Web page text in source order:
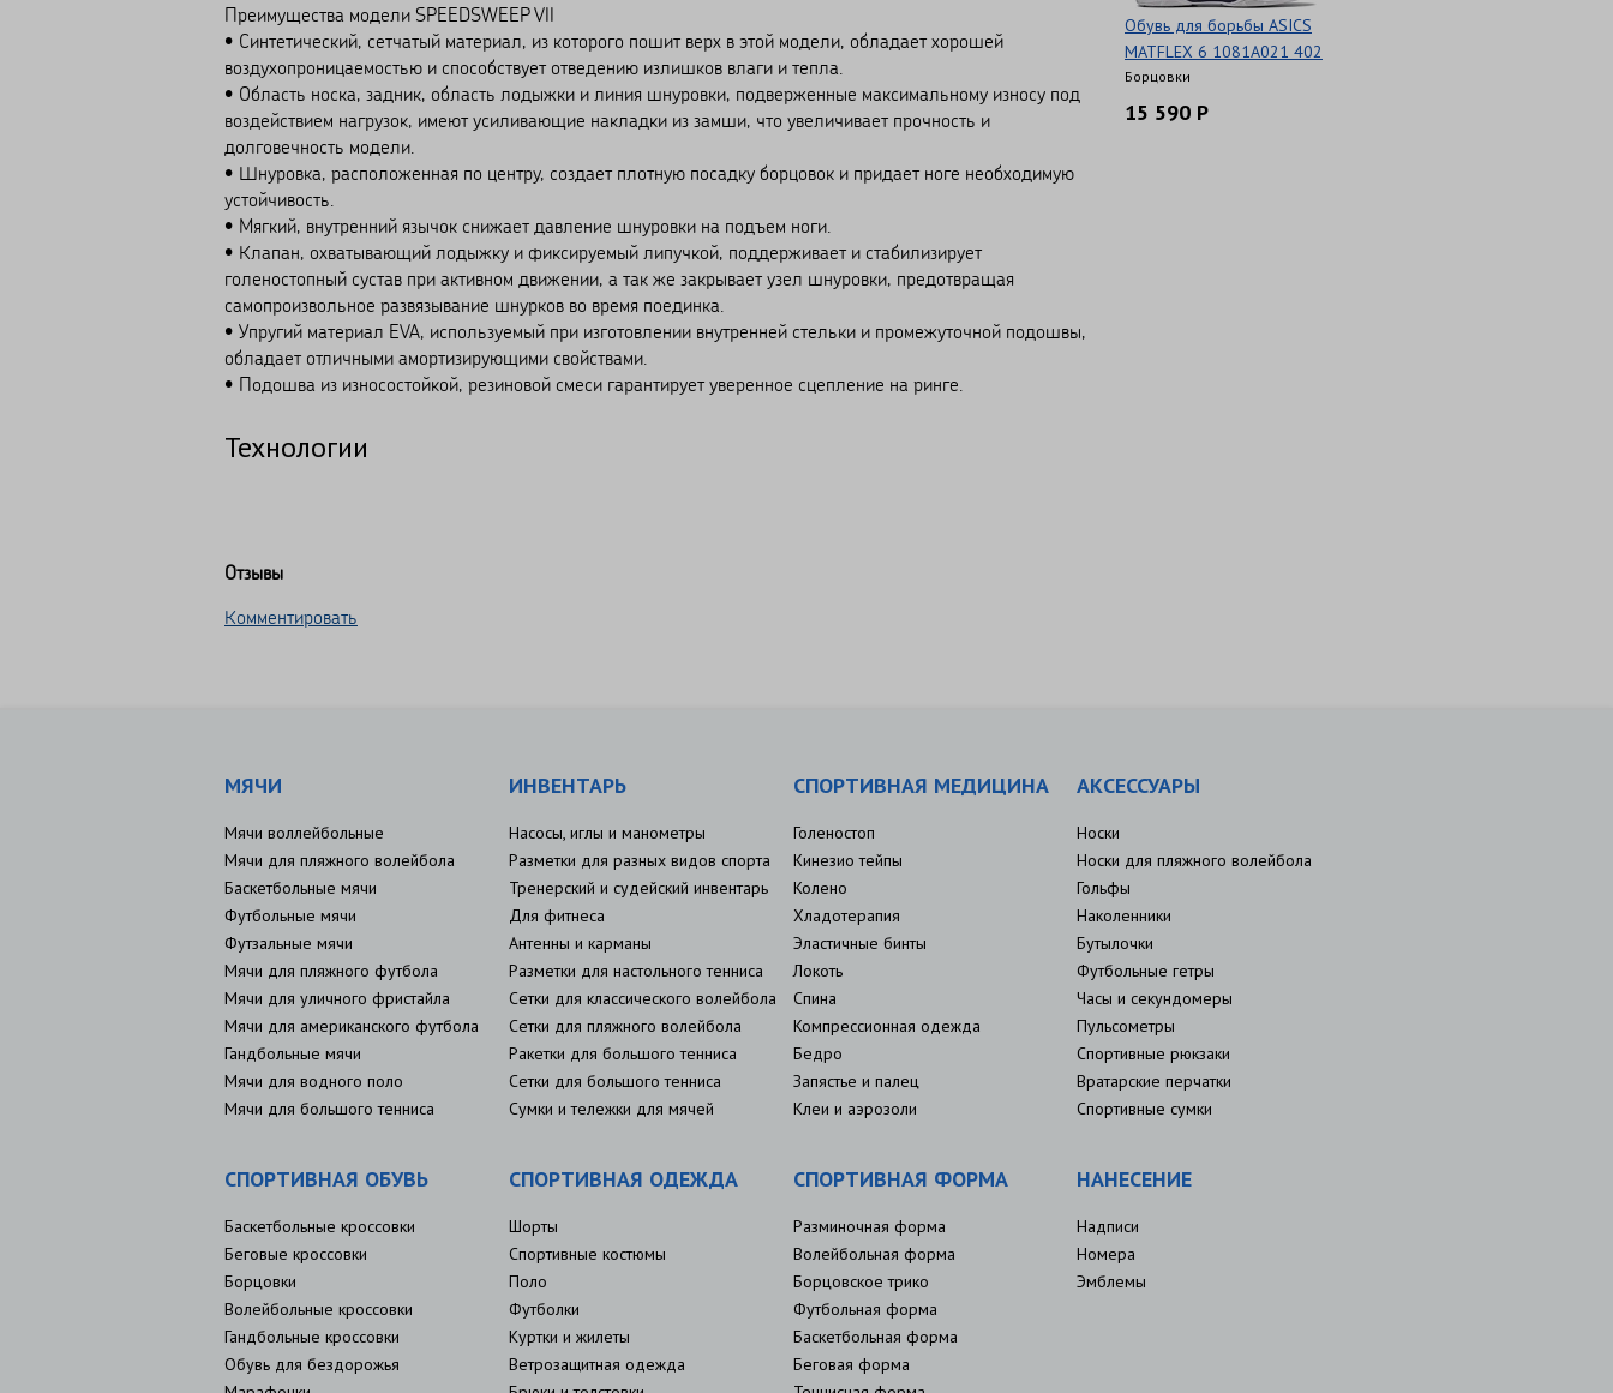
Преимущества модели SPEEDSWEEP VII
• Синтетический, сетчатый материал, из которого пошит верх в этой модели, обладает хорошей
воздухопроницаемостью и способствует отведению излишков влаги и тепла.
• Область носка, задник, область лодыжки и линия шнуровки, подверженные максимальному износу под
воздействием нагрузок, имеют усиливающие накладки из замши, что увеличивает прочность и
долговечность модели.
• Шнуровка, расположенная по центру, создает плотную посадку борцовок и придает ноге необходимую
устойчивость.
• Мягкий, внутренний язычок снижает давление шнуровки на подъем ноги.
• Клапан, охватывающий лодыжку и фиксируемый липучкой, поддерживает и стабилизирует
голеностопный сустав при активном движении, а так же закрывает узел шнуровки, предотвращая
самопроизвольное развязывание шнурков во время поединка.
• Упругий материал EVA, используемый при изготовлении внутренней стельки и промежуточной подошвы,
обладает отличными амортизирующими свойствами.
• Подошва из износостойкой, резиновой смеси гарантирует уверенное сцепление на ринге.
Технологии
Обувь для борьбы ASICS
MATFLEX 6 1081A021 402
Борцовки
15 590 Р
Отзывы
Комментировать
МЯЧИ
Мячи воллейбольные
Мячи для пляжного волейбола
Баскетбольные мячи
Футбольные мячи
Футзальные мячи
Мячи для пляжного футбола
Мячи для уличного фристайла
Мячи для американского футбола
Гандбольные мячи
Мячи для водного поло
Мячи для большого тенниса
ИНВЕНТАРЬ
Насосы, иглы и манометры
Разметки для разных видов спорта
Тренерский и судейский инвентарь
Для фитнеса
Антенны и карманы
Разметки для настольного тенниса
Сетки для классического волейбола
Сетки для пляжного волейбола
Ракетки для большого тенниса
Сетки для большого тенниса
Сумки и тележки для мячей
СПОРТИВНАЯ МЕДИЦИНА
Голеностоп
Кинезио тейпы
Колено
Хладотерапия
Эластичные бинты
Локоть
Спина
Компрессионная одежда
Бедро
Запястье и палец
Клеи и аэрозоли
АКСЕССУАРЫ
Носки
Носки для пляжного волейбола
Гольфы
Наколенники
Бутылочки
Футбольные гетры
Часы и секундомеры
Пульсометры
Спортивные рюкзаки
Вратарские перчатки
Спортивные сумки
СПОРТИВНАЯ ОБУВЬ
Баскетбольные кроссовки
Беговые кроссовки
Борцовки
Волейбольные кроссовки
Гандбольные кроссовки
Обувь для бездорожья
СПОРТИВНАЯ ОДЕЖДА
Шорты
Спортивные костюмы
Поло
Футболки
Куртки и жилеты
Ветрозащитная одежда
СПОРТИВНАЯ ФОРМА
Разминочная форма
Волейбольная форма
Борцовское трико
Футбольная форма
Баскетбольная форма
Беговая форма
НАНЕСЕНИЕ
Надписи
Номера
Эмблемы